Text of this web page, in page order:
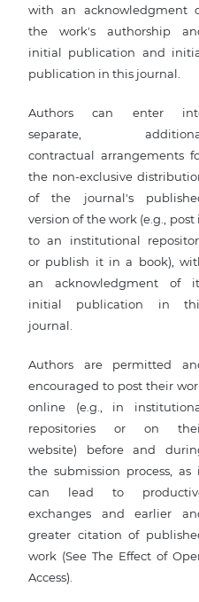
with an acknowledgment
the work's authorship
initial publication and
publication in this journal.
Authors can enter
separate,
contractual arrangements
the non-exclusive
of the journal's
version of the work (e.g., post
to an institutional
or publish it in a book),
an acknowledgment of
initial publication in
journal.
Authors are permitted
encouraged to post their
online (e.g., in
repositories or on
website) before and
the submission process, as
can lead to
exchanges and earlier
greater citation of
work (See The Effect of
Access).